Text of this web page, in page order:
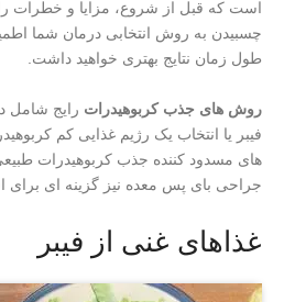
است که قبل از شروع، مزایا و خطرات
چسبیدن به روش انتخابی درمان شما
طول زمان نتایج بهتری خواهید داشت.
روش های جذب کربوهیدرات رایج شامل
فیبر یا انتخاب یک رژیم غذایی کم
های مسدود کننده جذب کربوهیدرات
جراحی بای پس معده نیز گزینه ای برای
غذاهای غنی از فیبر